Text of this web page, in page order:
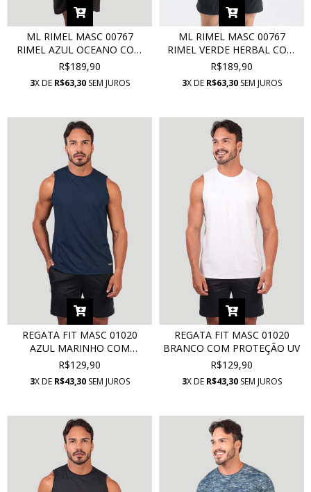
ML RIMEL MASC 00767
RIMEL AZUL OCEANO COM
PROTEÇÃO UV
R$189,90
3X DE R$63,30SEM JUROS
ML RIMEL MASC 00767
RIMEL VERDE HERBAL COM
PROTEÇÃO UV
R$189,90
3X DE R$63,30SEM JUROS
REGATA FIT MASC 01020
AZUL MARINHO COM
PROTEÇÃO UV
R$129,90
3X DE R$43,30SEM JUROS
REGATA FIT MASC 01020
BRANCO COM PROTEÇÃO UV
R$129,90
3X DE R$43,30SEM JUROS